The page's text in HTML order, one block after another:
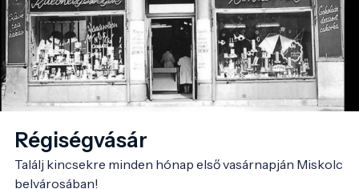
Régiségvásár
Találj kincsekre minden hónap első vasárnapján Miskolc
belvárosában!